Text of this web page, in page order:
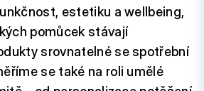
estetiku a wellbeing,
pomůcek stávají
srovnatelné se spotřební
se také na roli umělé